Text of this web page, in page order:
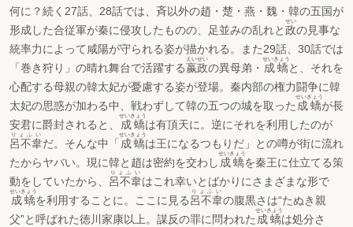
何に？続く27話、28話では、斉以外の趙・楚・燕・魏・韓の五国が
形成した合従軍が秦に侵攻したものの、足並みの乱れと政
せい
の見事な
統率力によって咸陽が守られる姿が描かれる。また29話、30話では
「巻き狩り」の晴れ舞台で活躍する嬴政
えいせい
の異母弟・ 成蟜
せいきょう
と、それを
心配する母親の韓太妃が憂慮する姿が登場。秦内部の権力闘争に韓
太妃の思惑が加わる中、戦わずして韓の五つの城を取った 成蟜
せいきょう
が長
安君に爵封されると、
成蟜
せいきょう
は有頂天に。逆にそれを利用したのが
呂不韋
りょふい
だ。そんな中「 成蟜
せいきょう
は王になるつもりだ」との噂が街に流れ
たからヤバい。現に韓と趙は密約を交わし 成蟜
せいきょう
を秦王に仕立てる策
動をしていたから、 呂不韋
りょふい
はこれ幸いとばかりにさまざまな形で
成蟜
せいきょう
を利用することに。ここに見る呂不韋
りょふい
の腹黒さは“たぬき親
父”と呼ばれた徳川家康以上。謀反の罪に問われた 成蟜
せいきょう
は処分さ